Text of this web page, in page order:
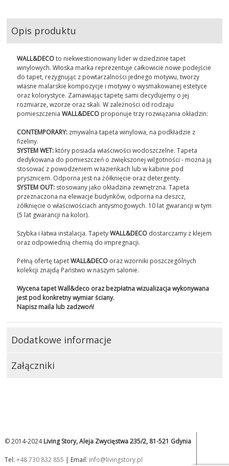
MEBLE
ŁÓŻKA
OUTDOOR
OKŁADZINY ŚCIENNE
NOWOŚCI
MARKI
OUTLET
AKTUALNOSCI
STREFA-PROJEKTANTA
REALIZACJE
INSPIRACJE
KONTAKT
SHOWROOM
MY
Opis produktu
WALL&DECOto niekwestionowany lider w dziedzinie tapet
winylowych. Włoska marka reprezentuje całkowicie nowe podejście
do tapet, rezygnując z powtarzalności jednego motywu, tworzy
własne malarskie kompozycje i motywy o wysmakowanej estetyce
oraz kolorystyce. Zamawiając tapetę sami decydujemy o jej
rozmiarze, wzorze oraz skali. W zależności od rodzaju
pomieszczeniaWALL&DECO proponuje trzy rozwiązania okładzin:
CONTEMPORARY: zmywalna tapeta winylowa, na podkładzie z
fizeliny.
SYSTEM WET: który posiada właściwości wodoszczelne. Tapeta
dedykowana do pomieszczeń o zwiększonej wilgotności - można ją
stosować z powodzeniem w łazienkach lub w kabinie pod
prysznicem. Odporna jest na żółknięcie oraz detergenty.
SYSTEM OUT: stosowany jako okładzina zewnętrzna. Tapeta
przeznaczona na elewacje budynków, odporna na deszcz,
żółknięcie o właściwościach antysmogowych. 10 lat gwarancji w tym
(5 lat gwarancji na kolor).
Szybka i łatwa instalacja. TapetyWALL&DECO dostarczamy z klejem
oraz odpowiednią chemią do impregnacji.
Pełną ofertę tapetWALL&DECO oraz wzorniki poszczególnych
kolekcji znajdą Państwo w naszym salonie.
Wycena tapet Wall&deco oraz bezpłatna wizualizacja wykonywana
jest pod konkretny wymiar ściany.
Napisz maila lub zadzwoń!
Dodatkowe informacje
Załączniki
© 2014-2024Living Story, Aleja Zwycięstwa 235/2, 81-521 Gdynia
Tel: +48 730 832 855 | Email: info@livingstory.pl